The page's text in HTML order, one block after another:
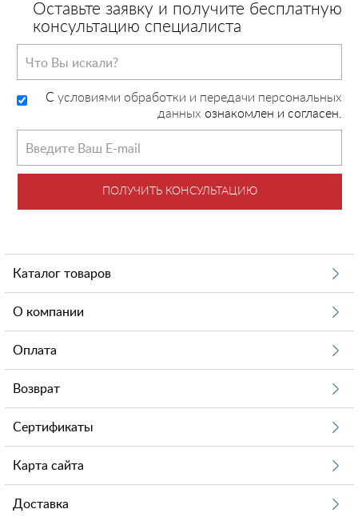
Оставьте заявку и получите бесплатную
консультацию специалиста
C условиями обработки и передачи персональных
данных ознакомлен и согласен.
ПОЛУЧИТЬ КОНСУЛЬТАЦИЮ
Каталог товаров
О компании
Оплата
Возврат
Сертификаты
Карта сайта
Доставка